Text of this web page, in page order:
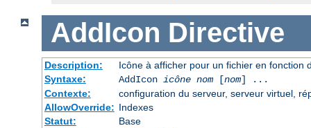
AddIcon Directive
Description:
Icône à afficher pour un fichier en fonction
Syntaxe:
AddIcon icône nom[nom] ...
Contexte:
configuration du serveur, serveur virtuel,
AllowOverride: Indexes
Statut:
Base